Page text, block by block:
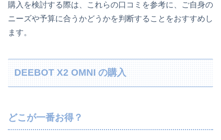
購入を検討する際は、これらの口コミを参考に、ご自身の
ニーズや予算に合うかどうかを判断することをおすすめし
ます。
DEEBOT X2 OMNI の購入
どこが一番お得？